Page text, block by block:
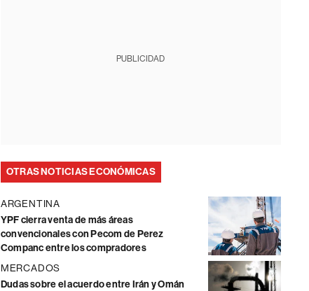
PUBLICIDAD
OTRAS NOTICIAS ECONÓMICAS
ARGENTINA
YPF cierra venta de más áreas
convencionales con Pecom de Perez
Companc entre los compradores
MERCADOS
Dudas sobre el acuerdo entre Irán y Omán